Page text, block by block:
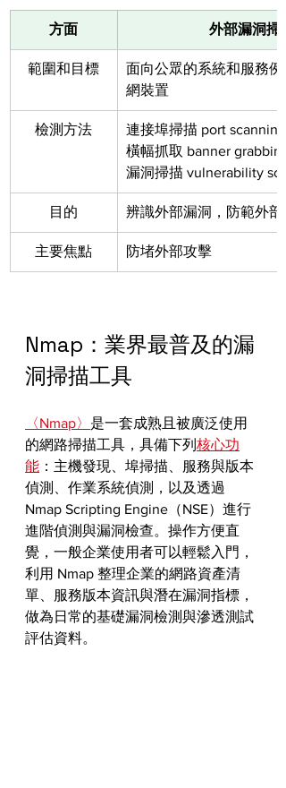
方面 外部漏洞掃
範圍和目標
面向公眾的系統和服務例
網裝置
檢測方法
連接埠掃描 port scanning
橫幅抓取 banner grabbing
漏洞掃描 vulnerability
目的 辨識外部漏洞，防範外部
主要焦點 防堵外部攻擊
Nmap：業界最普及的漏
洞掃描工具
〈Nmap〉 是一套成熟且被廣泛使用
的網路掃描工具，具備下列 核心功
能 ：主機發現、埠掃描、服務與版本
偵測、作業系統偵測，以及透過
Nmap Scripting Engine（NSE）進行
進階偵測與漏洞檢查。操作方便直
覺，一般企業使用者可以輕鬆入門，
利用 Nmap 整理企業的網路資產清
單、服務版本資訊與潛在漏洞指標，
做為日常的基礎漏洞檢測與滲透測試
評估資料。